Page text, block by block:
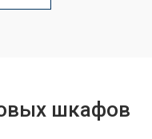
шкафов